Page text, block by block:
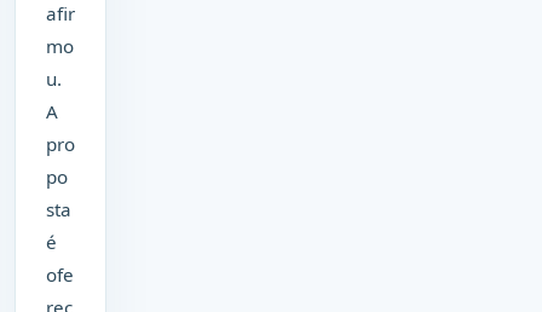
afir
mo
u.
A
pro
po
sta
é
ofe